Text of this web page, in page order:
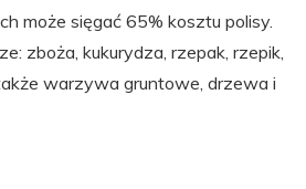
może sięgać 65% kosztu polisy.
zboża, kukurydza, rzepak, rzepik,
warzywa gruntowe, drzewa i